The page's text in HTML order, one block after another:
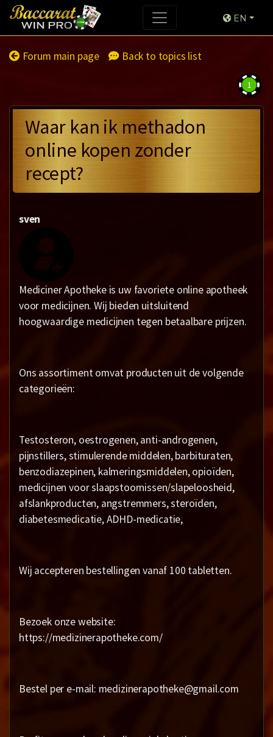
EN
Forum main page Back to topics list
1
Waar kan ik methadon
online kopen zonder
recept?
sven
Mediciner Apotheke is uw favoriete online apotheek
voor medicijnen. Wij bieden uitsluitend
hoogwaardige medicijnen tegen betaalbare prijzen.
Ons assortiment omvat producten uit de volgende
categorieën:
Testosteron, oestrogenen, anti-androgenen,
pijnstillers, stimulerende middelen, barbituraten,
benzodiazepinen, kalmeringsmiddelen, opioïden,
medicijnen voor slaapstoornissen/slapeloosheid,
afslankproducten, angstremmers, steroïden,
diabetesmedicatie, ADHD-medicatie,
Wij accepteren bestellingen vanaf 100 tabletten.
Bezoek onze website:
https://medizinerapotheke.com/
Bestel per e-mail: medizinerapotheke@gmail.com